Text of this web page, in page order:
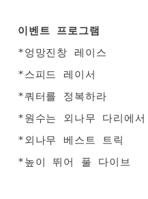
이벤트 프로그램
*엉망진창 레이스
*스피드 레이서
*쿼터를 정복하라
*원수는 외나무 다리에서
*외나무 베스트 트릭
*높이 뛰어 풀 다이브